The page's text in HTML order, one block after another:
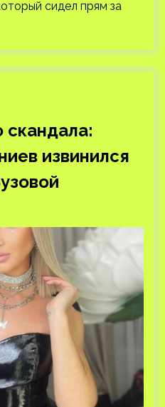
сидел прям за
скандала:
извинился